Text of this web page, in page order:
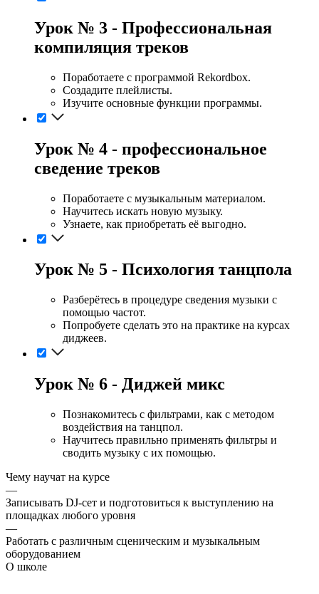
Урок № 3 - Профессиональная
компиляция треков
Поработаете с программой Rekordbox.
Создадите плейлисты.
Изучите основные функции программы.
Урок № 4 - профессиональное
сведение треков
Поработаете с музыкальным материалом.
Научитесь искать новую музыку.
Узнаете, как приобретать её выгодно.
Урок № 5 - Психология танцпола
Разберётесь в процедуре сведения музыки с
помощью частот.
Попробуете сделать это на практике на курсах
диджеев.
Урок № 6 - Диджей микс
Познакомитесь с фильтрами, как с методом
воздействия на танцпол.
Научитесь правильно применять фильтры и
сводить музыку с их помощью.
Чему научат на курсе
—
Записывать DJ-сет и подготовиться к выступлению на
площадках любого уровня
—
Работать с различным сценическим и музыкальным
оборудованием
О школе